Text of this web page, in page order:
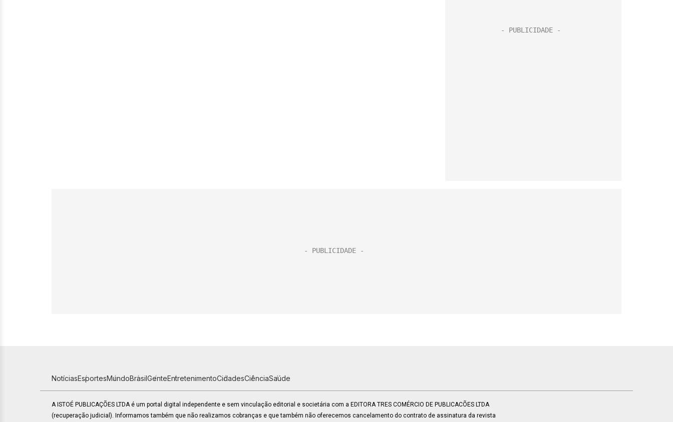
NotíciasEsportesMundoBrasilGenteEntretenimentoCidadesCiênciaSaúde
A ISTOÉ PUBLICAÇÕES LTDA é um portal digital independente e sem vinculação editorial e societária com a EDITORA TRES COMÉRCIO DE PUBLICACÕES LTDA
(recuperação judicial). Informamos também que não realizamos cobranças e que também não oferecemos cancelamento do contrato de assinatura da revista